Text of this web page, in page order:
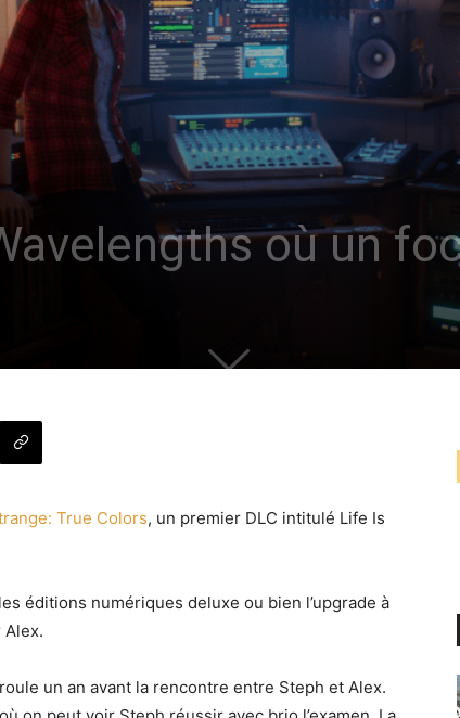
où un
True Colors, un premier DLC intitulé Life Is
éditions numériques deluxe ou bien l’upgrade à
Alex.
un an avant la rencontre entre Steph et Alex.